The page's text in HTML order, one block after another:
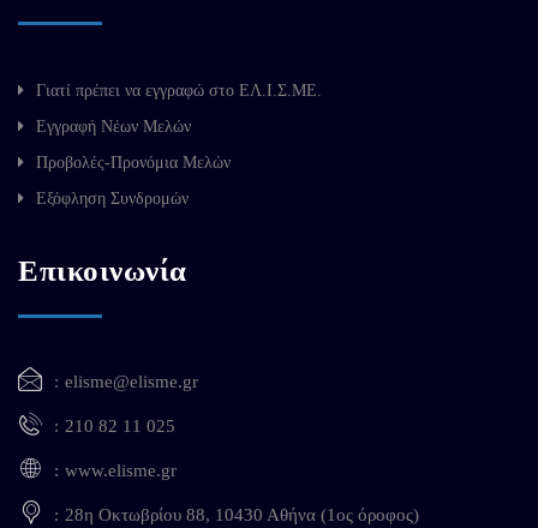
Γιατί πρέπει να εγγραφώ στο ΕΛ.Ι.Σ.ΜΕ.
Εγγραφή Νέων Μελών
Προβολές-Προνόμια Μελών
Εξόφληση Συνδρομών
Επικοινωνία
elisme@elisme.gr
210 82 11 025
www.elisme.gr
28η Οκτωβρίου 88, 10430 Αθήνα (1ος όροφος)